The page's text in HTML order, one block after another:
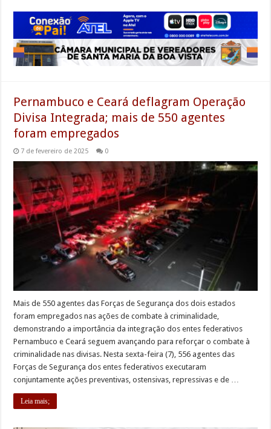
Pernambuco e Ceará deflagram Operação
Divisa Integrada; mais de 550 agentes
foram empregados
7 de fevereiro de 2025 0
Mais de 550 agentes das Forças de Segurança dos dois estados
foram empregados nas ações de combate à criminalidade,
demonstrando a importância da integração dos entes federativos
Pernambuco e Ceará seguem avançando para reforçar o combate à
criminalidade nas divisas. Nesta sexta-feira (7), 556 agentes das
Forças de Segurança dos entes federativos executaram
conjuntamente ações preventivas, ostensivas, repressivas e de …
Leia mais;